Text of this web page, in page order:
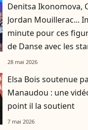
Denitsa Ikonomova,
Jordan Mouillerac...
minute pour ces
de Danse avec les
28 mai 2026
Elsa Bois soutenue
Manaudou : une
point il la soutient
7 mai 2026